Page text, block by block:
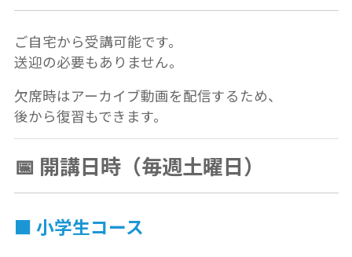
ご自宅から受講可能です。
送迎の必要もありません。
欠席時はアーカイブ動画を配信するため、
後から復習もできます。
📅 開講日時（毎週土曜日）
■ 小学生コース